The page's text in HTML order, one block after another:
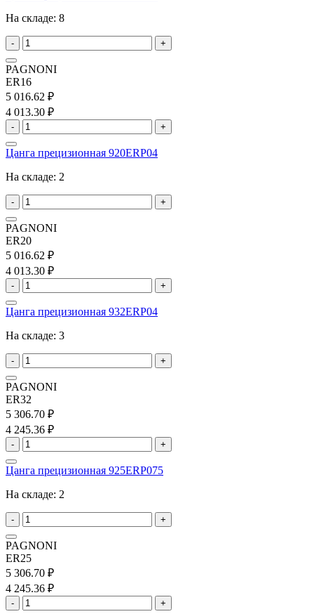
На складе: 8
- +
PAGNONI
ER16
5 016.62 ₽
4 013.30 ₽
- +
Цанга прецизионная 920ERP04
На складе: 2
- +
PAGNONI
ER20
5 016.62 ₽
4 013.30 ₽
- +
Цанга прецизионная 932ERP04
На складе: 3
- +
PAGNONI
ER32
5 306.70 ₽
4 245.36 ₽
- +
Цанга прецизионная 925ERP075
На складе: 2
- +
PAGNONI
ER25
5 306.70 ₽
4 245.36 ₽
- +